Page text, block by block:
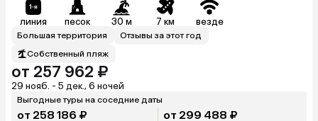
линия песок 30 м 7 км везде
Большая территория
Отзывы за этот год
Собственный пляж
от 257 962 ₽
29 нояб. - 5 дек., 6 ночей
Выгодные туры на соседние даты
от 258 186 ₽ от 299 488 ₽